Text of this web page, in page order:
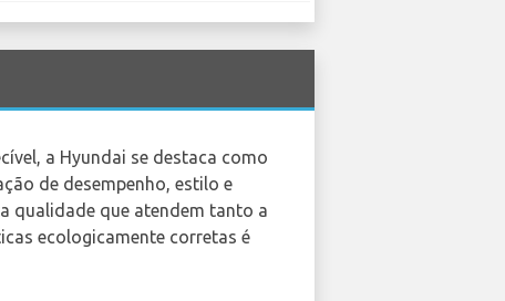
a Hyundai se destaca como
de desempenho, estilo e
qualidade que atendem tanto a
ecologicamente corretas é